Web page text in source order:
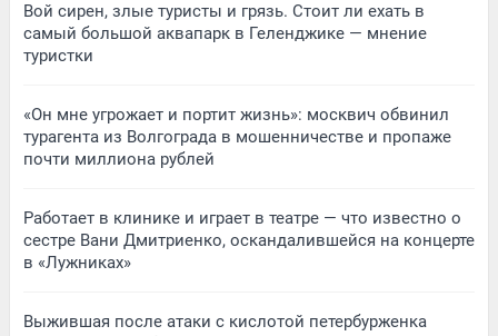
Вой сирен, злые туристы и грязь. Стоит ли ехать в
самый большой аквапарк в Геленджике — мнение
туристки
«Он мне угрожает и портит жизнь»: москвич обвинил
турагента из Волгограда в мошенничестве и пропаже
почти миллиона рублей
Работает в клинике и играет в театре — что известно о
сестре Вани Дмитриенко, оскандалившейся на концерте
в «Лужниках»
Выжившая после атаки с кислотой петербурженка